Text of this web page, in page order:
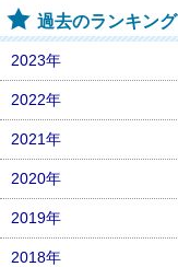
過去のランキング
2023年
2022年
2021年
2020年
2019年
2018年